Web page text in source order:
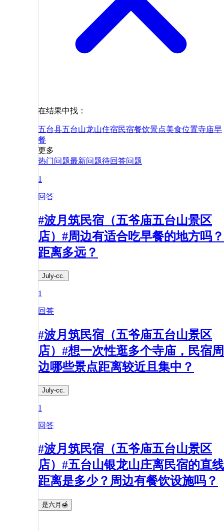
在结果中找：
五台县五台山龙山住宿民宿餐饮景点美食位置寺庙早
餐
更多
热门问题最新问题待回答问题
1
回答
#波月筑民宿（五爷庙五台山景区
店）#周边有适合吃早餐的地方吗？
距离多远？​
July-cc.
1
回答
#波月筑民宿（五爷庙五台山景区
店）#想一次性逛多个寺庙，民宿周
边哪些景点距离较近且集中？​
July-cc.
1
回答
#波月筑民宿（五爷庙五台山景区
店）#五台山银龙山庄离民宿的直线
距离是多少？周边有餐饮设施吗？
是六月🍯